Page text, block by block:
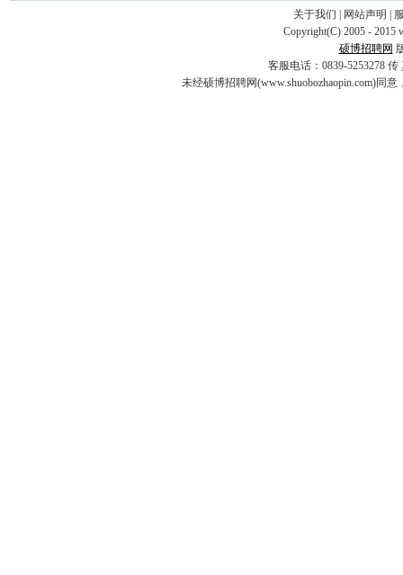
关于我们 网站声明
Copyright(C) 2005 - 2015
硕博招聘网
客服电话：0839-5253278 传
未经硕博招聘网(www.shuobozhaopin.com)同